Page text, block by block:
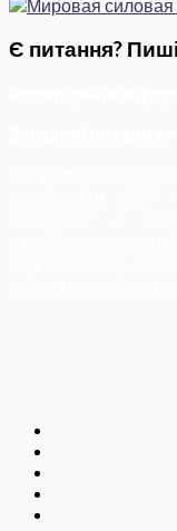
Є питання?